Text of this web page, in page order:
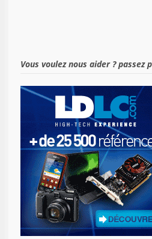
Vous voulez nous aider ? passez